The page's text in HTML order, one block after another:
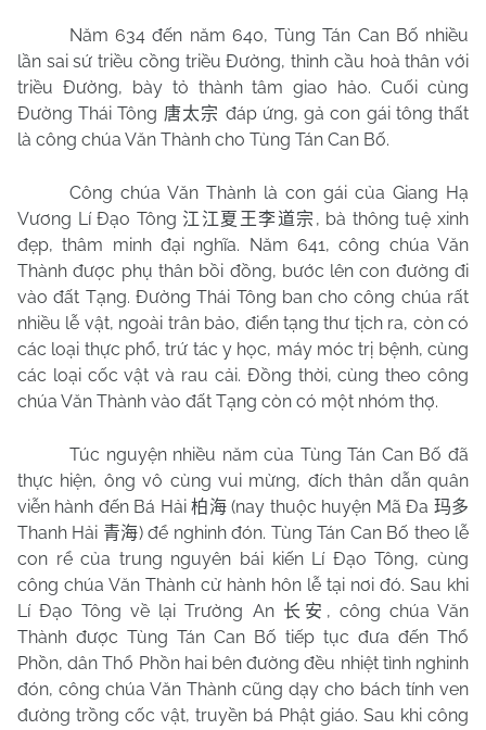
Năm 634 đến năm 640, Tùng Tán Can Bố nhiều
lần sai sứ triều cồng triều Đường, thỉnh cầu hoà thân với
triều Đường, bày tỏ thành tâm giao hảo. Cuối cùng
Đường Thái Tông 唐太宗 đáp ứng, gả con gái tông thất
là công chúa Văn Thành cho Tùng Tán Can Bố.
Công chúa Văn Thành là con gái của Giang Hạ
Vương Lí Đạo Tông 江江夏王李道宗 , bà thông tuệ xinh
đẹp, thâm minh đại nghĩa. Năm 641, công chúa Văn
Thành được phụ thân bồi đồng, bước lên con đường đi
vào đất Tạng. Đường Thái Tông ban cho công chúa rất
nhiều lễ vật, ngoài trân bảo, điển tạng thư tịch ra, còn có
các loại thực phổ, trứ tác y học, máy móc trị bệnh, cùng
các loại cốc vật và rau cải. Đồng thời, cùng theo công
chúa Văn Thành vào đất Tạng còn có một nhóm thợ.
Túc nguyện nhiều năm của Tùng Tán Can Bố đã
thực hiện, ông vô cùng vui mừng, đích thân dẫn quân
viễn hành đến Bá Hải柏海 (nay thuộc huyện Mã Đa 玛多
Thanh Hải 青海) để nghinh đón. Tùng Tán Can Bố theo lễ
con rể của trung nguyên bái kiến Lí Đạo Tông, cùng
công chúa Văn Thành cử hành hôn lễ tại nơi đó. Sau khi
Lí Đạo Tông về lại Trường An 长安 , công chúa Văn
Thành được Tùng Tán Can Bố tiếp tục đưa đến Thổ
Phồn, dân Thổ Phồn hai bên đường đều nhiệt tình nghinh
đón, công chúa Văn Thành cũng dạy cho bách tính ven
đường trồng cốc vật, truyền bá Phật giáo. Sau khi công